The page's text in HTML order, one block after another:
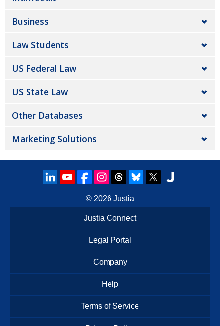
Business
Law Students
US Federal Law
US State Law
Other Databases
Marketing Solutions
© 2026 Justia
Justia Connect
Legal Portal
Company
Help
Terms of Service